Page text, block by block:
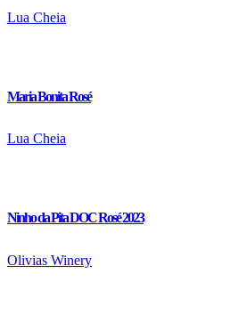
Lua Cheia
Maria Bonita Rosé
Lua Cheia
Ninho da Pita DOC Rosé 2023
Olivias Winery